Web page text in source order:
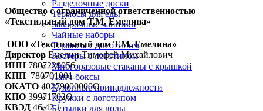
Разделочные доски
Термосы для еды
Заварочные чайники
Чайные наборы
Термосы с логотипом
Костеры с логотипом
Многоразовые стаканы с крышкой
Ланч-боксы
Кухонные принадлежности
Кружки с логотипом
Бутылки для воды
Общество с ограниченной ответственностью
«Текстильный дом Т.М. Емелина»
ООО «Текстильный дом Т.М. Емелина»
Директор Емелин Тимофей Михайлович
ИНН 7807229056
КПП 780701001
ОКАТО 40279000000О
КПО 39971702О
КВЭД 46.42.1